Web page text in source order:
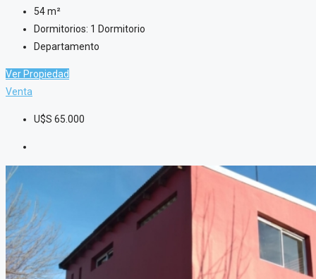
54m²
Dormitorios: 1 Dormitorio
Departamento
Ver Propiedad
Venta
U$S 65.000